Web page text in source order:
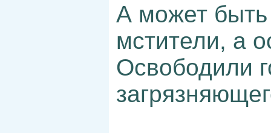
А может
мстители, а
Освободили